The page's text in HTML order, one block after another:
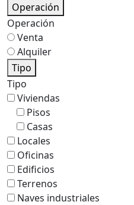
Operación
Operación
Venta
Alquiler
Tipo
Tipo
Viviendas
Pisos
Casas
Locales
Oficinas
Edificios
Terrenos
Naves industriales